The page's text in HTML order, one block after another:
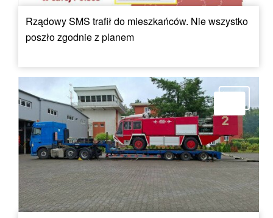
Rządowy SMS trafił do mieszkańców. Nie wszystko
poszło zgodnie z planem